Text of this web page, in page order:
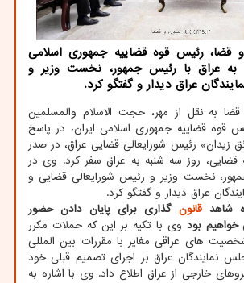
قضا، رئیس قوه قضاییه جمهوری اسلامی
به عراق با رئیس جمهور، نخست وزیر و
عراق دیدار و گفتگو کرد.
به نقل از مهر، حجت الاسلام والمسلمین
قوه قضاییه جمهوری اسلامی ایران، در پاسخ
زیدان» رئیس شورایعالی قضایی عراق، در صدر
قضایی، روز سه شنبه به عراق سفر کرد. وی در
نخست وزیر و رئیس شورایعالی قضایی و
عراق دیدار و گفتگو کرد.
شاهدقانون گذاری برای پایان دادن حضور
خواهیم بود وی با تکیه بر این که حملات مکرر
های عراقی مغایر با مقررات بین المللی
نمایندگان عراق بر اجرای تصمیم قبلی خود
خارجی از عراق اطلاع داد. وی با اشاره به